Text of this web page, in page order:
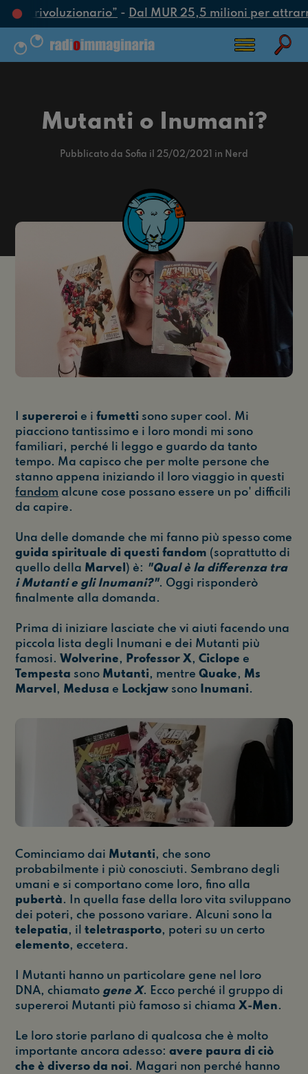
rivoluzionario”-Dal MUR 25,5 milioni per
Mutanti o Inumani?
Pubblicato da Sofia il 25/02/2021 in Nerd
Isupereroi e ifumetti sono super cool. Mi
piacciono tantissimo e i loro mondi mi sono
familiari, perché li leggo e guardo da tanto
tempo. Ma capisco che per molte persone che
stanno appena iniziando il loro viaggio in questi
fandom alcune cose possano essere un po' difficili
da capire.
Una delle domande che mi fanno più spesso come
guida spirituale di questi fandom (soprattutto di
quello della Marvel ) è: "Qual è la differenza tra
i Mutanti e gli Inumani?". Oggi risponderò
finalmente alla domanda.
Prima di iniziare lasciate che vi aiuti facendo una
piccola lista degli Inumani e dei Mutanti più
famosi.Wolverine, Professor X,Ciclope e
Tempesta sono Mutanti, mentreQuake, Ms
Marvel , Medusa e Lockjaw sono Inumani.
Cominciamo dai Mutanti, che sono
probabilmente i più conosciuti. Sembrano degli
umani e si comportano come loro, fino alla
pubertà. In quella fase della loro vita sviluppano
dei poteri, che possono variare. Alcuni sono la
telepatia, ilteletrasporto, poteri su un certo
elemento, eccetera.
I Mutanti hanno un particolare gene nel loro
DNA, chiamato gene X. Ecco perché il gruppo di
supereroi Mutanti più famoso si chiamaX-Men.
Le loro storie parlano di qualcosa che è molto
importante ancora adesso:avere paura di ciò
che è diverso da noi. Magari non perché hanno